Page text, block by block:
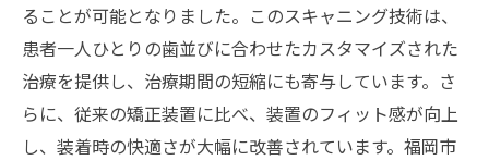
ることが可能となりました。このスキャニング技術は、
患者一人ひとりの歯並びに合わせたカスタマイズされた
治療を提供し、治療期間の短縮にも寄与しています。さ
らに、従来の矯正装置に比べ、装置のフィット感が向上
し、装着時の快適さが大幅に改善されています。福岡市